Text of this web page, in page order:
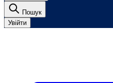
Пошук
Увійти